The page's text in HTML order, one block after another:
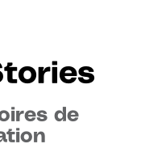
de